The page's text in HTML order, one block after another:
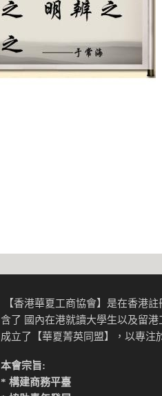
【香港華夏工商協會】是在香港
含了 國內在港就讀大學生以及留
成立了【華夏菁英同盟】，以專注
本會宗旨:
* 構建商務平臺